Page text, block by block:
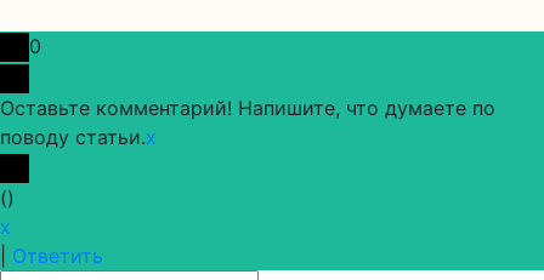
0
Оставьте комментарий! Напишите, что думаете по
поводу статьи.x
()
x
Ответить